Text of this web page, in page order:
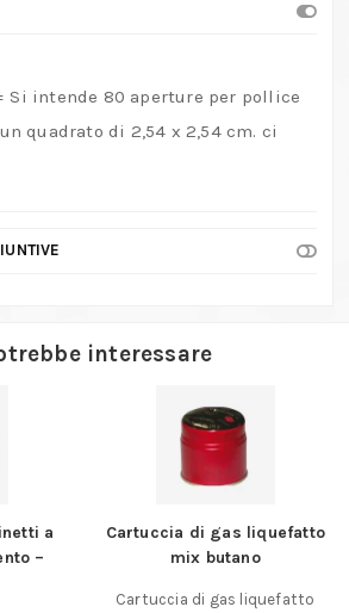
Si intende 80 aperture per pollice
quadrato di 2,54 x 2,54 cm. ci
interessare
a
–
Cartuccia di gas liquefatto
mix butano
Cartuccia di gas liquefatto